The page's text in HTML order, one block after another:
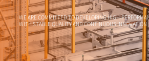
WE ARE COMMITTED TO DEVELOPING HIGH-
WITH STABLE QUALITY AND CONTINUOUS INNOVATION